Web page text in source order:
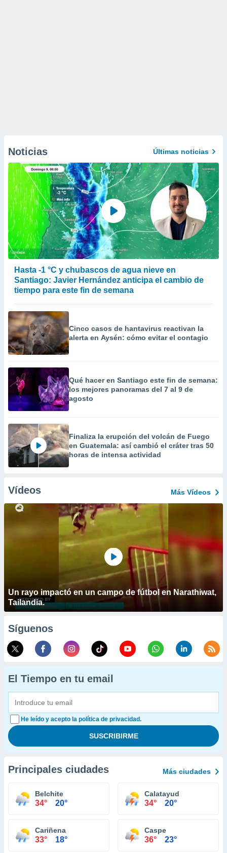
Noticias Últimas noticias
Hasta -1 °C y chubascos de agua nieve en
Santiago: Javier Hernández anticipa el cambio de
tiempo para este fin de semana
Cinco casos de hantavirus reactivan la
alerta en Aysén: cómo evitar el contagio
Qué hacer en Santiago este fin de semana:
los mejores panoramas del 7 al 9 de
agosto
Finaliza la erupción del volcán de Fuego
en Guatemala: así cambió el cráter tras 50
horas de intensa actividad
Vídeos Más Vídeos
Un rayo impactó en un campo de fútbol en Narathiwat,
Tailandia.
Síguenos
El Tiempo en tu email
He leído y acepto la política de privacidad.
Principales ciudades Más ciudades
Belchite
34° 20°
Calatayud
34° 20°
Cariñena
33° 18°
Caspe
36° 23°